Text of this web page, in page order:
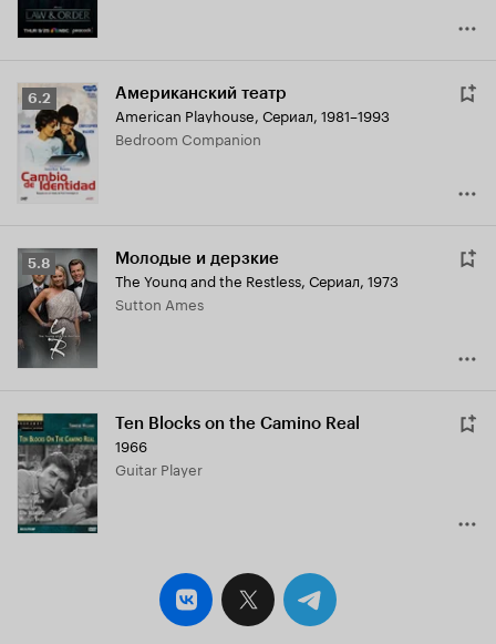
Рейтинг
Кинопоиска
6.2
6.2 Американский театр
American Playhouse, Сериал, 1981–1993
Bedroom Companion
Рейтинг
Кинопоиска
5.8
5.8 Молодые и дерзкие
The Young and the Restless, Сериал, 1973
Sutton Ames
Ten Blocks on the Camino Real
1966
Guitar Player